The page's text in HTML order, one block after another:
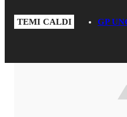
TEMI CALDI GP